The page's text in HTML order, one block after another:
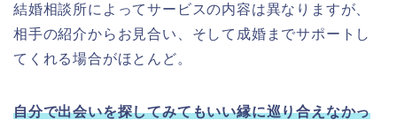
結婚相談所によってサービスの内容は異なりますが、
相手の紹介からお見合い、そして成婚までサポートし
てくれる場合がほとんど。
自分で出会いを探してみてもいい縁に巡り合えなかっ